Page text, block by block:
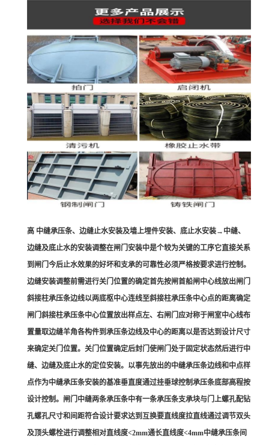
高 中缝承压条、边缝止水安装及墙上埋件安装、底止水安装→中缝、
边缝及底止水的安装调整在闸门安装中是个较为关键的工序它直接关系
到闸门今后止水效果的好坏和支承的可靠性必须严格按要求进行控制。
边缝安装调整前需进行关门位置的确定首先按闸首船闸中心线放出闸门
斜接柱承压条边线以两底枢中心连线至斜接柱承压条中心点的距离确定
闸门斜接柱承压条中心位置放出样点左、右闸门应对称于闸室中心线布
置量取边缝羊角各构件到承压条边线及中心的距离以是否达到设计尺寸
来确定关门位置。关门位置确定后封门使闸门处于固定状态然后进行中
缝、边缝及底止水的定位安装。以事先放出的中缝承压条边线和中点样
点作为中缝承压条安装的基准垂直度通过挂垂球控制承压条底部高程按
设计控制。闸门中缝两条承压条中有一条承压条支承块与门上螺孔配钻
孔螺孔尺寸和间距符合设计要求达到互换要直线度拉直线通过调节双头
及顶头螺栓进行调整相对直线度<2mm通长直线度<4mm中缝承压条间